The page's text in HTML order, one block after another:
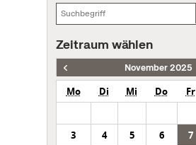
Zeitraum wählen
November 2025
Mo Di Mi Do Fr
3
4 5 6 7